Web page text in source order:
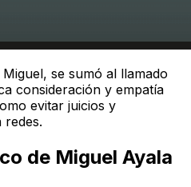
se sumó al llamado
consideración y empatía
evitar juicios y
redes.
de Miguel Ayala